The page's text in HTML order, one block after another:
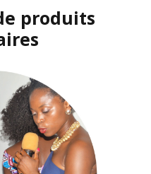
produits